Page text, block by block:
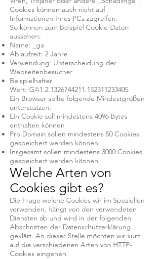
Cookies können auch nicht auf
Informationen Ihres PCs zugreifen.
So können zum Beispiel Cookie-Daten
aussehen:
Name: _ga
Ablaufzeit: 2 Jahre
Verwendung: Unterscheidung der
Webseitenbesucher
Beispielhafter
Wert: GA1.2.1326744211.152311233405
Ein Browser sollte folgende Mindestgrößen
unterstützen:
Ein Cookie soll mindestens 4096 Bytes
enthalten können
Pro Domain sollen mindestens 50 Cookies
gespeichert werden können
Insgesamt sollen mindestens 3000 Cookies
gespeichert werden können
Welche Arten von
Cookies gibt es?
Die Frage welche Cookies wir im Speziellen
verwenden, hängt von den verwendeten
Diensten ab und wird in der folgenden
Abschnitten der Datenschutzerklärung
geklärt. An dieser Stelle möchten wir kurz
auf die verschiedenen Arten von HTTP-
Cookies eingehen.